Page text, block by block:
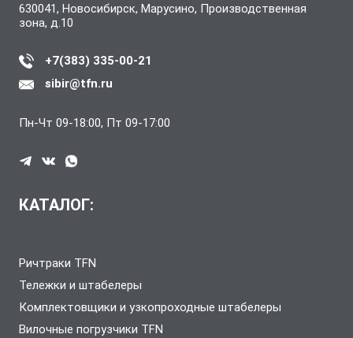
630041, Новосибирск, Марусино, Производственная
зона, д.10
+7(383) 335-00-21
sibir@tfn.ru
Пн-Чт 09-18:00, Пт 09-17:00
КАТАЛОГ:
Ричтраки TFN
Тележки и штабелеры
Комплектовщики и узкопроходные штабелеры
Вилочные погрузчики TFN